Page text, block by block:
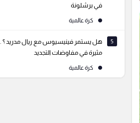
في برشلونة
كرة عالمية
5
هل يستمر فينيسيوس مع ريال مدريد ؟
مثيرة في مفاوضات التجديد
كرة عالمية